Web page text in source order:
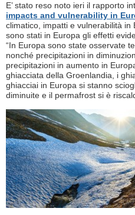
E’ stato reso noto ieri il rapporto
impacts and vulnerability in
climatico, impatti e vulnerabilità
sono stati in Europa gli effetti
“In Europa sono state osservate
nonché precipitazioni in
precipitazioni in aumento in
ghiacciata della Groenlandia, i
ghiacciai in Europa si stanno
diminuite e il permafrost si è